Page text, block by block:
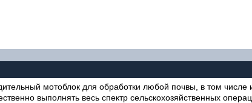
мотоблок для обработки любой почвы, в том числе
выполнять весь спектр сельскохозяйственных